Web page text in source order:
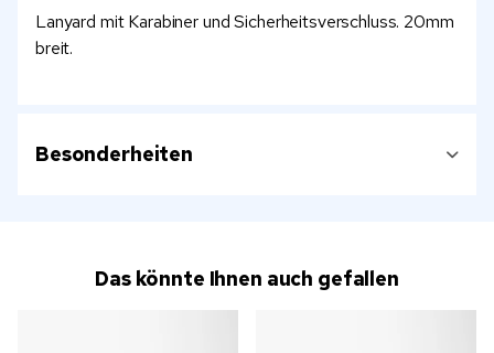
Lanyard mit Karabiner und Sicherheitsverschluss. 20mm
breit.
Besonderheiten
Das könnte Ihnen auch gefallen